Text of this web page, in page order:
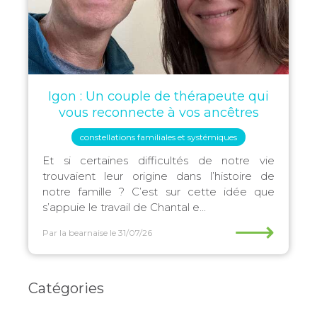
Igon : Un couple de thérapeute qui
vous reconnecte à vos ancêtres
constellations familiales et systémiques
Et si certaines difficultés de notre vie
trouvaient leur origine dans l’histoire de
notre famille ? C’est sur cette idée que
s’appuie le travail de Chantal e...
Par la bearnaise le 31/07/26 ⟶
Catégories